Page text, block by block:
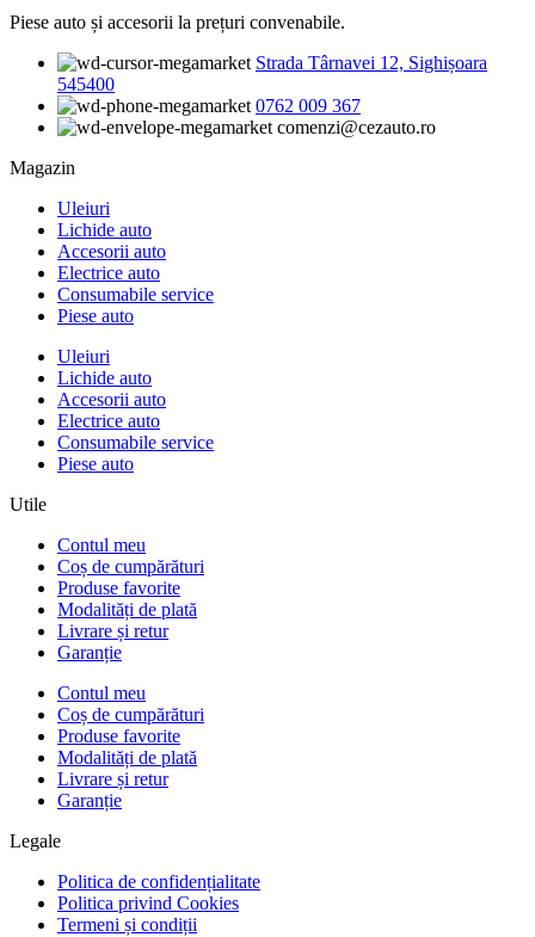
Piese auto și accesorii la prețuri convenabile.
Strada Târnavei 12, Sighișoara
545400
0762 009 367
comenzi@cezauto.ro
Magazin
Uleiuri
Lichide auto
Accesorii auto
Electrice auto
Consumabile service
Piese auto
Uleiuri
Lichide auto
Accesorii auto
Electrice auto
Consumabile service
Piese auto
Utile
Contul meu
Coș de cumpărături
Produse favorite
Modalități de plată
Livrare și retur
Garanție
Contul meu
Coș de cumpărături
Produse favorite
Modalități de plată
Livrare și retur
Garanție
Legale
Politica de confidențialitate
Politica privind Cookies
Termeni și condiții